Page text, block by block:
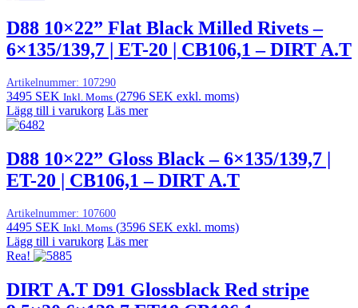
D88 10×22” Flat Black Milled Rivets –
6×135/139,7 | ET-20 | CB106,1 – DIRT A.T
Artikelnummer: 107290
3495 SEK Inkl. Moms (2796 SEK exkl. moms)
Lägg till i varukorg Läs mer
D88 10×22” Gloss Black – 6×135/139,7 |
ET-20 | CB106,1 – DIRT A.T
Artikelnummer: 107600
4495 SEK Inkl. Moms (3596 SEK exkl. moms)
Lägg till i varukorg Läs mer
Rea!
DIRT A.T D91 Glossblack Red stripe